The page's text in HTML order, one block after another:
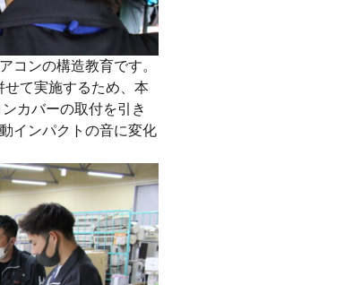
コンの構造教育です。
て実施するため、本
カバーの取付を引き
インパクトの音に変化